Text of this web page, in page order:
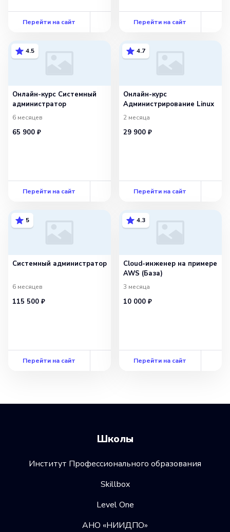
Перейти на сайт Перейти на сайт
4.5
Онлайн-курс Системный
администратор
6 месяцев
65 900 ₽
Перейти на сайт
4.7
Онлайн-курс
Администрирование Linux
2 месяца
29 900 ₽
Перейти на сайт
5
Системный администратор
6 месяцев
115 500 ₽
Перейти на сайт
4.3
Cloud-инженер на примере
AWS (База)
3 месяца
10 000 ₽
Перейти на сайт
Школы
Институт Профессионального образования
Skillbox
Level One
АНО «НИИДПО»